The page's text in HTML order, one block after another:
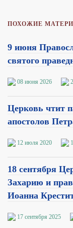
ПОХОЖИЕ
9 июня
святого
08 июня 2026
Церковь чтит
апостолов
12 июля 2020
18 сентября
Захарию и
Иоанна
17 сентября 2025